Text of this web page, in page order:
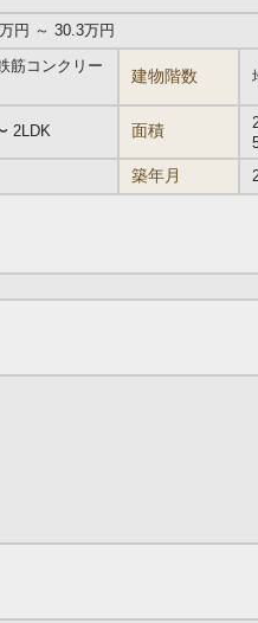
円 ～ 30.3万円
筋コンクリー
建物階数
2LDK 面積
築年月